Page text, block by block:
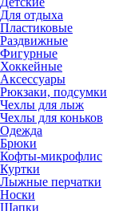
Для отдыха
Пластиковые
Раздвижные
Фигурные
Хоккейные
Аксессуары
Рюкзаки, подсумки
Чехлы для лыж
Чехлы для коньков
Одежда
Брюки
Кофты-микрофлис
Куртки
Лыжные перчатки
Носки
Шапки